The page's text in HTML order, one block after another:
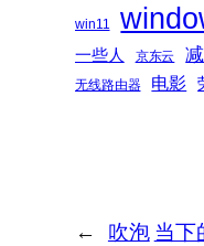
win11
一些人 京东云
无线路由器
电影
←
吹泡 当下